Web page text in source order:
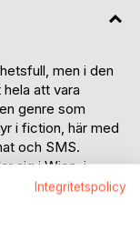
men i den
att vara
genre som
i fiction, här med
och SMS.
sig i Wien, i
med en
bor
spårvagnsförare
Integritetspolicy